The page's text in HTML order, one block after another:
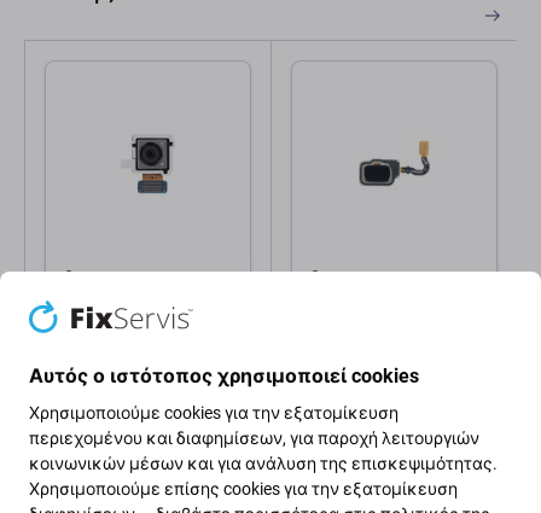
Samsung
Samsung A8 A530F
Genuine Service Pack
1,00 €
ΣΕ ΑΠΌΘΕΜΑ 3
τεμ
Samsung
Samsung A8 A530F
(2018) | GH96-11333A |
Genuine Service Pack
1,00 €
ΣΕ ΑΠΌΘΕΜΑ 1
τεμ
Αυτός ο ιστότοπος χρησιμοποιεί cookies
Χρησιμοποιούμε cookies για την εξατομίκευση
περιεχομένου και διαφημίσεων, για παροχή λειτουργιών
κοινωνικών μέσων και για ανάλυση της επισκεψιμότητας.
Χρησιμοποιούμε επίσης cookies για την εξατομίκευση